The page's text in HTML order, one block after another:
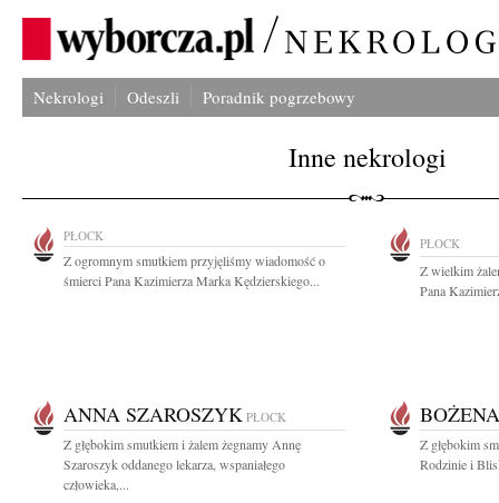
Nekrologi Odeszli Poradnik pogrzebowy
Inne nekrologi
PŁOCK
Z ogromnym smutkiem przyjęliśmy wiadomość o
śmierci Pana Kazimierza Marka Kędzierskiego...
PŁOCK
Z wielkim
Pana
ANNA SZAROSZYK PŁOCK
Z głębokim smutkiem i żalem żegnamy Annę
Szaroszyk oddanego lekarza, wspaniałego
człowieka,...
Z głębokim
Rodzinie i